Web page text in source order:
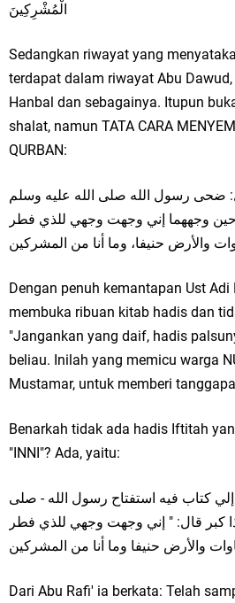
الْمُشْرِكِينَ
Sedangkan riwayat yang
terdapat dalam riwayat Abu
Hanbal dan sebagainya. Itupun
shalat, namun TATA CARA
QURBAN:
ﺿﺤﻰ ﺭﺳﻮﻝ اﻟﻠﻪ ﺻﻠﻰ اﻟﻠﻪ ﻋﻠﻴﻪ ﻭﺳﻠﻢ
ﻭﺟﻬﻬﻤﺎ ﺇﻧﻲ ﻭﺟﻬﺖ ﻭﺟﻬﻲ ﻟﻠﺬﻱ ﻓﻄﺮ
Dengan penuh kemantapan Ust
membuka ribuan kitab hadis dan
"Jangankan yang daif, hadis
beliau. Inilah yang memicu warga
Mustamar, untuk memberi
Benarkah tidak ada hadis Iftitah
"INNI"? Ada, yaitu:
ﻛﺘﺎﺏ ﻓﻴﻪ اﺳﺘﻔﺘﺎﺡ ﺭﺳﻮﻝ اﻟﻠﻪ - ﺻﻠﻰ
ﻛﺒﺮ ﻗﺎﻝ: " ﺇﻧﻲ ﻭﺟﻬﺖ ﻭﺟﻬﻲ ﻟﻠﺬﻱ ﻓﻄﺮ
Dari Abu Rafi' ia berkata: Telah